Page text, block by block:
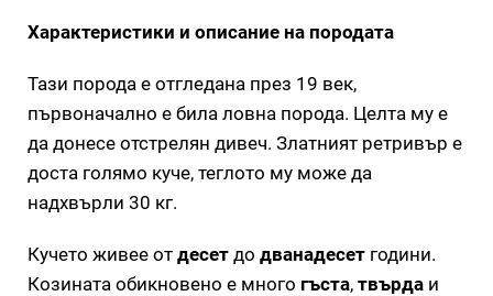
Характеристики и описание на породата
Тази порода е отгледана през 19 век,
първоначално е била ловна порода. Целта му е
да донесе отстрелян дивеч. Златният ретривър е
доста голямо куче, теглото му може да
надхвърли 30 кг.
Кучето живее от десет до дванадесет години.
Козината обикновено е много гъста, твърда и